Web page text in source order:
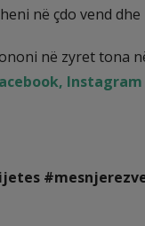
në çdo vend dhe
në zyret tona
Instagram